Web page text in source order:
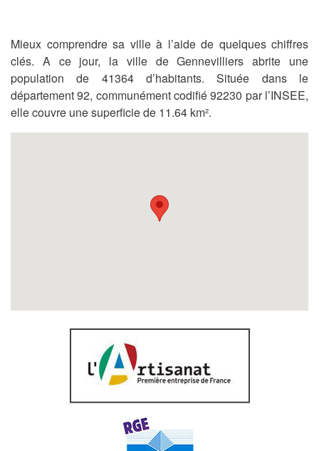
Mieux comprendre sa ville à l’aide de quelques chiffres
clés. A ce jour, la ville de Gennevilliers abrite une
population de 41364 d’habitants. Située dans le
département 92, communément codifié 92230 par l’INSEE,
elle couvre une superficie de 11.64 km².